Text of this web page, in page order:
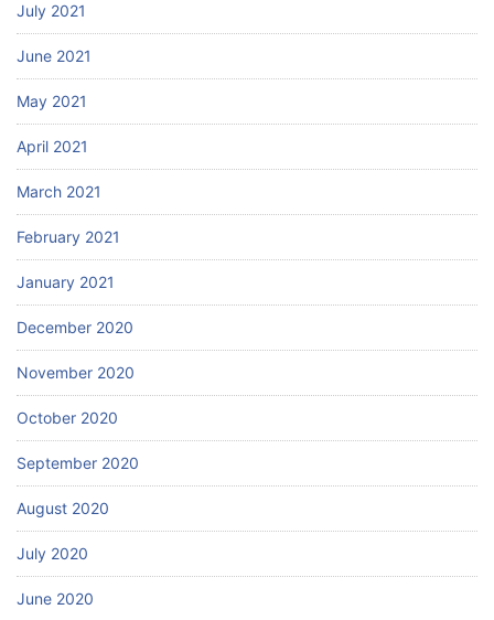
July 2021
June 2021
May 2021
April 2021
March 2021
February 2021
January 2021
December 2020
November 2020
October 2020
September 2020
August 2020
July 2020
June 2020